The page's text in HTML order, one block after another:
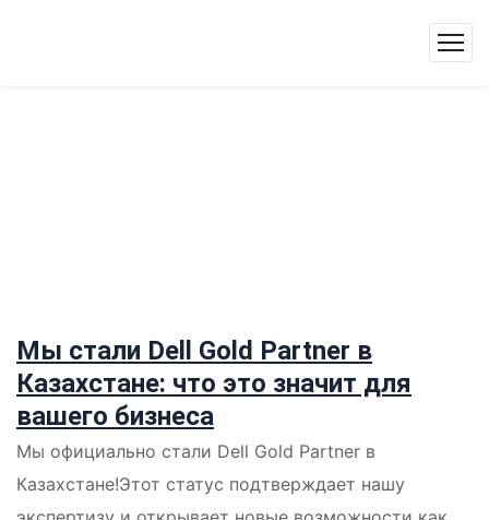
Мы стали Dell Gold Partner в
Казахстане: что это значит для
вашего бизнеса
Мы официально стали Dell Gold Partner в
Казахстане!Этот статус подтверждает нашу